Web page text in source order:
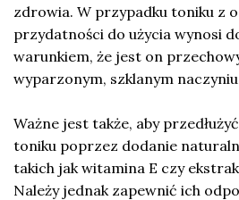
zdrowia. W przypadku toniku z
przydatności do użycia wynosi
warunkiem, że jest on
wyparzonym, szklanym
Ważne jest także, aby
toniku poprzez dodanie
takich jak witamina E czy
Należy jednak zapewnić ich